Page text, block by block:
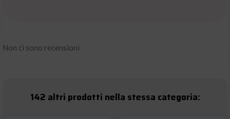
Non ci sono recensioni
142 altri prodotti nella stessa categoria: